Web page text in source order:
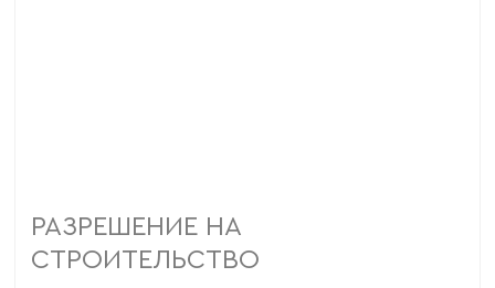
РАЗРЕШЕНИЕ НА
СТРОИТЕЛЬСТВО